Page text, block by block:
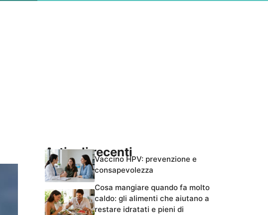
Articoli recentiVaccino HPV: prevenzione e
consapevolezza
Cosa mangiare quando fa molto
caldo: gli alimenti che aiutano a
restare idratati e pieni di